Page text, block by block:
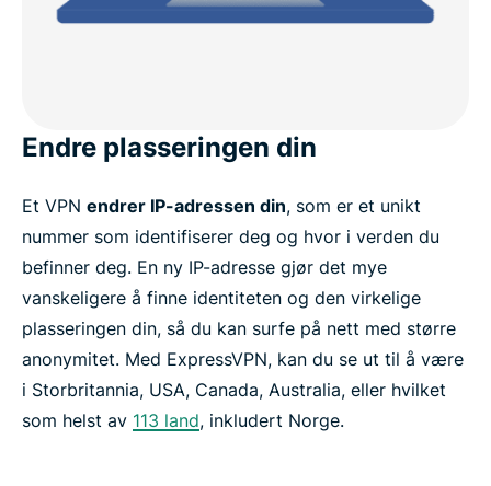
Endre plasseringen din
Et VPN endrer IP-adressen din, som er et unikt
nummer som identifiserer deg og hvor i verden du
befinner deg. En ny IP-adresse gjør det mye
vanskeligere å finne identiteten og den virkelige
plasseringen din, så du kan surfe på nett med større
anonymitet. Med ExpressVPN, kan du se ut til å være
i Storbritannia, USA, Canada, Australia, eller hvilket
som helst av 113 land, inkludert Norge.